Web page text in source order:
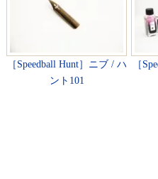
［Speedball Hunt］ニブ / ハ
ント101
［